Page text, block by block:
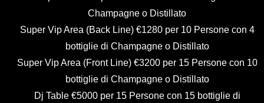
Champagne o Distillato
Super Vip Area (Back Line) €1280 per 10 Persone con 4
bottiglie di Champagne o Distillato
Super Vip Area (Front Line) €3200 per 15 Persone con 10
bottiglie di Champagne o Distillato
Dj Table €5000 per 15 Persone con 15 bottiglie di